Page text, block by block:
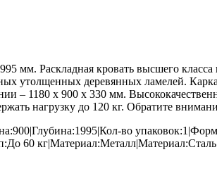
мм. Раскладная кровать высшего
утолщенных деревянных ламелей.
– 1180 x 900 x 330 мм.
нагрузку до 120 кг. Обратите
во
60